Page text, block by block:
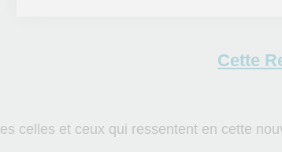
Cette
celles et ceux qui ressentent en cette